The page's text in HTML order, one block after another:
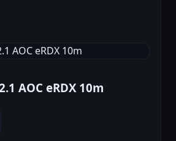
AOC eRDX 10m